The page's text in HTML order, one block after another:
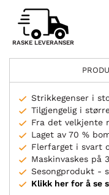
RASKE LEVERANSER
Strikkegenser i
Tilgjengelig i
Fra det velkjente
Laget av 70 %
Flerfarget i svart
Maskinvaskes på
Sesongprodukt -
Klikk her for å se